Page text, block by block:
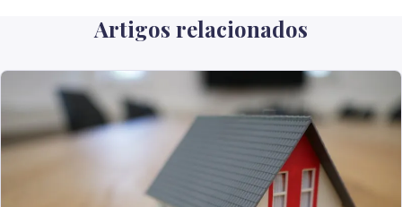
Artigos relacionados